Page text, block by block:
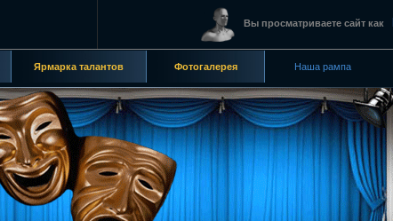
Вы просматриваете сайт как
Ярмарка талантов Фотогалерея Наша рампа